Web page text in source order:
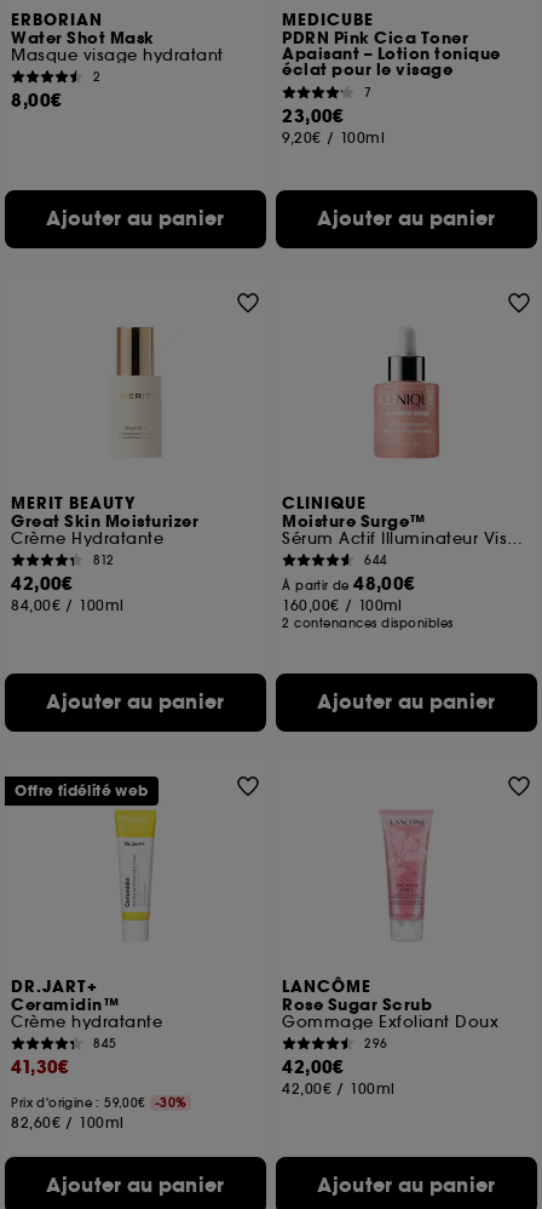
ERBORIAN
Water Shot Mask
Masque visage hydratant
2
8,00€
Ajouter au panier
MEDICUBE
PDRN Pink Cica Toner
Apaisant – Lotion tonique
éclat pour le visage
7
23,00€
9,20€ / 100ml
Ajouter au panier
MERIT BEAUTY
Great Skin Moisturizer
Crème Hydratante
812
42,00€
84,00€ / 100ml
Ajouter au panier
CLINIQUE
Moisture Surge™
Sérum Actif Illuminateur Visage
644
À partir de48,00€
160,00€ / 100ml
2 contenances disponibles
Ajouter au panier
DR.JART+
Ceramidin™
Crème hydratante
845
41,30€
Prix d'origine : 59,00€ -30%
82,60€ / 100ml
Ajouter au panier
Offre fidélité web
LANCÔME
Rose Sugar Scrub
Gommage Exfoliant Doux
296
42,00€
42,00€ / 100ml
Ajouter au panier
choix" ci-dessous ou décider de "tout accepter".
Sephora pourra associer les informations de
navigation collectées par ces Cookies, pour les
finalités acceptées, avec les données personnelles
collectées ou générées lors de votre activité en ligne
ou en magasin. Pour refuser tous les cookies, cliques
souhaitez obtenir plus d'information sur les cookies
utilisés,
cliquezici.